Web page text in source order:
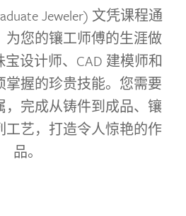
Jeweler) 文凭课程通
为您的镶工师傅的生涯做
设计师、CAD 建模师和
掌握的珍贵技能。您需要
，完成从铸件到成品、镶
工艺，打造令人惊艳的作
品。